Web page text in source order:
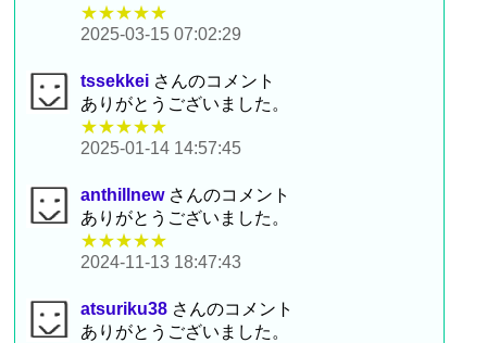
★★★★★
2025-03-15 07:02:29
tssekkei さんのコメント
ありがとうございました。
★★★★★
2025-01-14 14:57:45
anthillnewさんのコメント
ありがとうございました。
★★★★★
2024-11-13 18:47:43
atsuriku38 さんのコメント
ありがとうございました。